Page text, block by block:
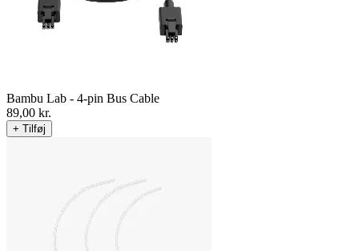
Bambu Lab - 4-pin Bus Cable
89,00 kr.
+ Tilføj